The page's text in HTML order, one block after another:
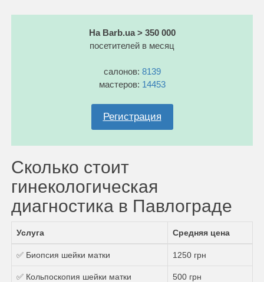
На Barb.ua > 350 000
посетителей в месяц
салонов: 8139
мастеров: 14453
Регистрация
Сколько стоит
гинекологическая
диагностика в Павлограде
Услуга Средняя цена
✅ Биопсия шейки матки 1250 грн
✅ Кольпоскопия шейки матки 500 грн